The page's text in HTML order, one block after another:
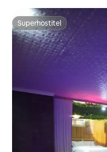
Superhostitel
Superhostitel